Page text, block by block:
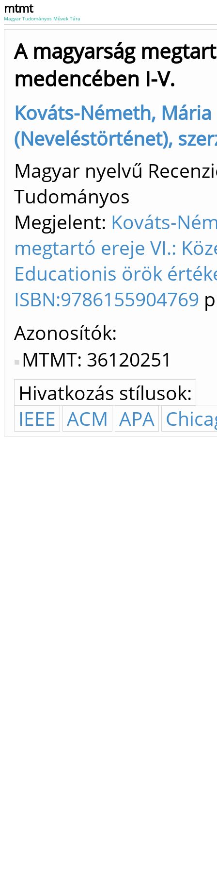
mtmt
Magyar Tudományos Művek Tára
A magyarság
medencében I-V.
Kováts-Németh,
(Neveléstörténet),
Magyar nyelvű
Tudományos
Megjelent: Kováts-
megtartó ereje VI.:
Educationis örök
ISBN:9786155904769
Azonosítók
MTMT: 36120251
Hivatkozás stílusok:
IEEE ACM APA